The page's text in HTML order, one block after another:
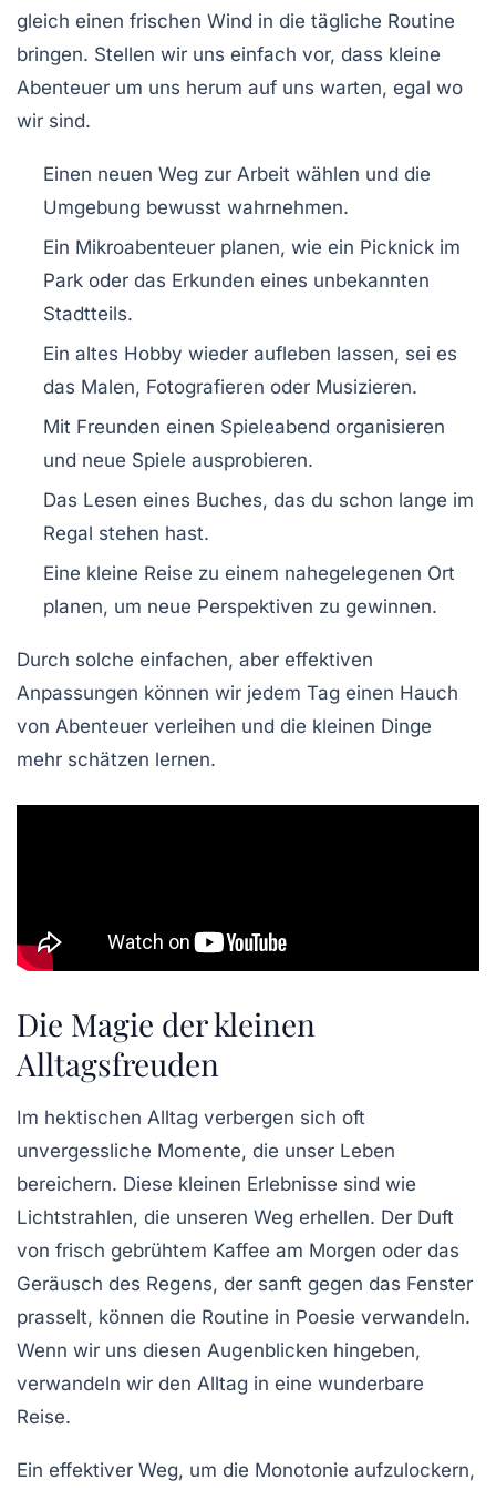
gleich einen frischen Wind in die tägliche Routine
bringen. Stellen wir uns einfach vor, dass kleine
Abenteuer um uns herum auf uns warten, egal wo
wir sind.
Einen neuen Weg zur Arbeit wählen und die
Umgebung bewusst wahrnehmen.
Ein Mikroabenteuer planen, wie ein Picknick im
Park oder das Erkunden eines unbekannten
Stadtteils.
Ein altes Hobby wieder aufleben lassen, sei es
das Malen, Fotografieren oder Musizieren.
Mit Freunden einen Spieleabend organisieren
und neue Spiele ausprobieren.
Das Lesen eines Buches, das du schon lange im
Regal stehen hast.
Eine kleine Reise zu einem nahegelegenen Ort
planen, um neue Perspektiven zu gewinnen.
Durch solche einfachen, aber effektiven
Anpassungen können wir jedem Tag einen Hauch
von Abenteuer verleihen und die kleinen Dinge
mehr schätzen lernen.
Die Magie der kleinen
Alltagsfreuden
Im hektischen Alltag verbergen sich oft
unvergessliche Momente, die unser Leben
bereichern. Diese kleinen Erlebnisse sind wie
Lichtstrahlen, die unseren Weg erhellen. Der Duft
von frisch gebrühtem Kaffee am Morgen oder das
Geräusch des Regens, der sanft gegen das Fenster
prasselt, können die Routine in Poesie verwandeln.
Wenn wir uns diesen Augenblicken hingeben,
verwandeln wir den Alltag in eine wunderbare
Reise.
Ein effektiver Weg, um die Monotonie aufzulockern,